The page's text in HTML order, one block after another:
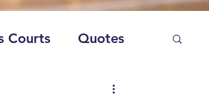
Courts Quotes